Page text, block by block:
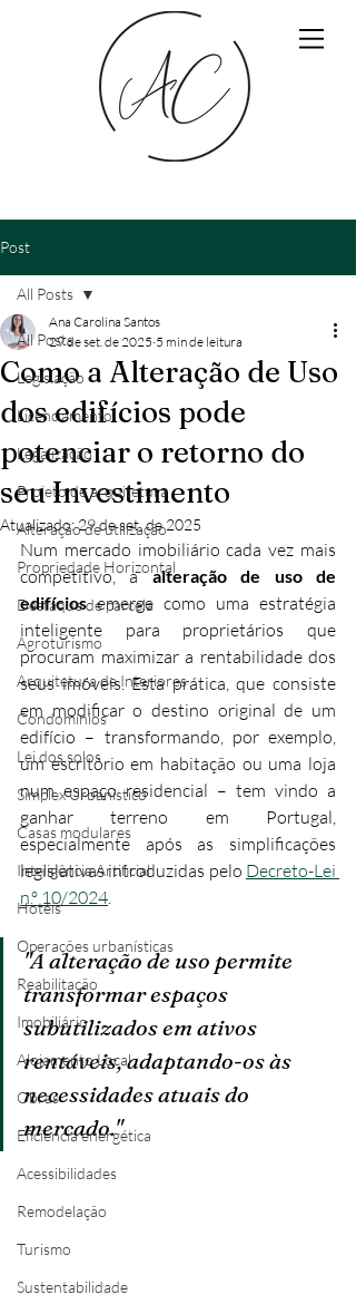
Post
All Posts
Legislação
Licenciamento
Legalização
Projeto de arquitetura
Alteração de utilização
Propriedade Horizontal
Destaque de parcela
Agroturismo
Arquitetura de Interiores
Condomínios
Lei dos solos
Simplex Urbanístico
Casas modulares
Inteligência Artificial
Hotéis
Operações urbanísticas
Reabilitação
Imobiliário
Alojamento Local
Obras
Eficiência energética
Acessibilidades
Remodelação
Turismo
Sustentabilidade
All Posts
Como a Alteração de Uso
dos edifícios pode
potenciar o retorno do
seu Investimento
Ana Carolina Santos
29 de set. de 2025 5 min de leitura
Atualizado:29 de set. de 2025
Num mercado imobiliário cada vez mais
competitivo, a alteração de uso de
edifícios emerge como uma estratégia
inteligente para proprietários que
procuram maximizar a rentabilidade dos
seus imóveis. Esta prática, que consiste
em modificar o destino original de um
edifício – transformando, por exemplo,
um escritório em habitação ou uma loja
num espaço residencial – tem vindo a
ganhar terreno em Portugal,
especialmente após as simplificações
legislativas introduzidas pelo Decreto-Lei
n.º 10/2024.
"A alteração de uso permite
transformar espaços
subutilizados em ativos
rentáveis, adaptando-os às
necessidades atuais do
mercado."